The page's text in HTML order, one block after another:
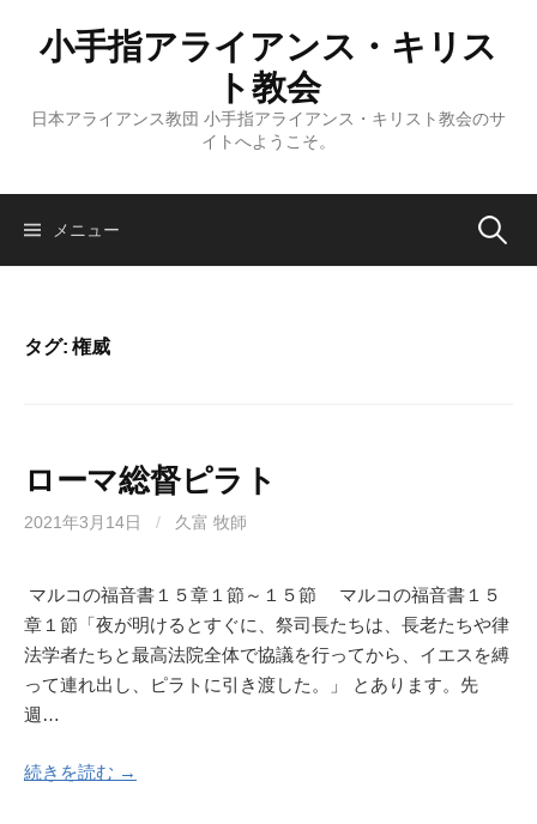
ス
小手指アライアンス・キリス
ト教会
日本アライアンス教団 小手指アライアンス・キリスト教会のサ
イトへようこそ。
メニュー 検
タグ:権威
ローマ総督ピラト
2021年3月14日 / 久富 牧師
マルコの福音書１５章１節～１５節 マルコの福音書１５
章１節「夜が明けるとすぐに、祭司長たちは、長老たちや律
法学者たちと最高法院全体で協議を行ってから、イエスを縛
って連れ出し、ピラトに引き渡した。」 とあります。先
週…
続きを読む →